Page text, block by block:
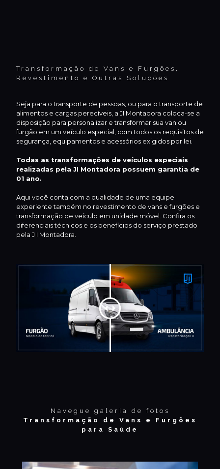
Transformação de Vans e Furgões,
Revestimento e Outras Soluções
Seja para o transporte de pessoas, ou para o transporte de
alimentos e cargas perecíveis, a JI Montadora coloca-se a
disposição para personalizar e transformar sua van ou
furgão em um veículo especial, com todos os requisitos de
segurança, equipamentos e acessórios exigidos por lei.
Todas as transformações de veículos especiais
realizadas pela JI Montadora possuem garantia de
01 ano.
Aqui você conta com a qualidade de uma equipe
experiente também no revestimento de vans e furgões e
transformação de veículo em unidade móvel. Confira os
diferenciais técnicos e os benefícios do serviço prestado
pela J I Montadora.
Navegue galeria de fotos
Transformação de Vans e Furgões
para Saúde